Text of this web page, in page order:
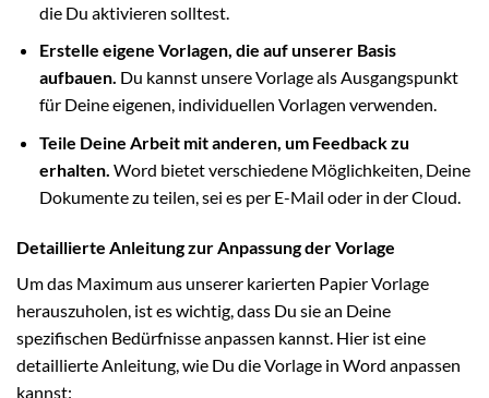
die Du aktivieren solltest.
Erstelle eigene Vorlagen, die auf unserer Basis
aufbauen. Du kannst unsere Vorlage als Ausgangspunkt
für Deine eigenen, individuellen Vorlagen verwenden.
Teile Deine Arbeit mit anderen, um Feedback zu
erhalten. Word bietet verschiedene Möglichkeiten, Deine
Dokumente zu teilen, sei es per E-Mail oder in der Cloud.
Detaillierte Anleitung zur Anpassung der Vorlage
Um das Maximum aus unserer karierten Papier Vorlage
herauszuholen, ist es wichtig, dass Du sie an Deine
spezifischen Bedürfnisse anpassen kannst. Hier ist eine
detaillierte Anleitung, wie Du die Vorlage in Word anpassen
kannst: